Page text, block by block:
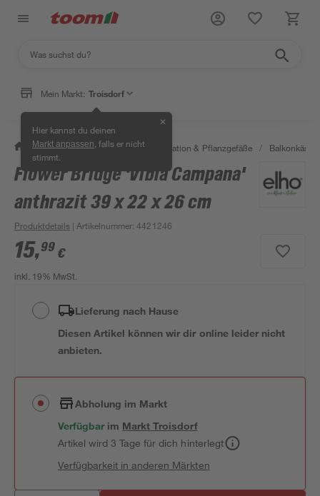
Mein Markt: Troisdorf
Hier kannst du deinen
Markt anpassen , falls er nicht
stimmt.
✕
/ Garten & Freizeit / Gartendekoration & Pflanzgefäße /
Flower Bridge 'Vibia Campana'
anthrazit 39 x 22 x 26 cm
Produktdetails | Artikelnummer:4421246
15,99 €
inkl. 19% MwSt.
Lieferung nach Hause
Diesen Artikel können wir dir online leider nicht
anbieten.
Abholung im Markt
Verfügbar im MarktTroisdorf
Artikel wird 3 Tage für dich hinterlegt
Verfügbarkeit in anderen Märkten